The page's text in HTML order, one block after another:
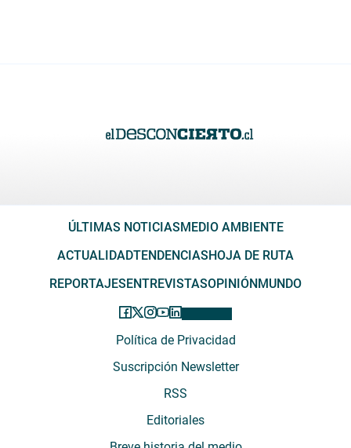
ÚLTIMAS NOTICIASMEDIO AMBIENTE
ACTUALIDADTENDENCIASHOJA DE RUTA
REPORTAJESENTREVISTASOPINIÓNMUNDO
Política de Privacidad
Suscripción Newsletter
RSS
Editoriales